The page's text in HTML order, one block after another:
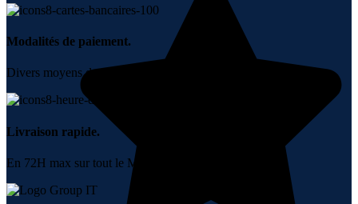
Modalités de paiement.
Divers moyens de paiement.
Livraison rapide.
En 72H max sur tout le Maroc.